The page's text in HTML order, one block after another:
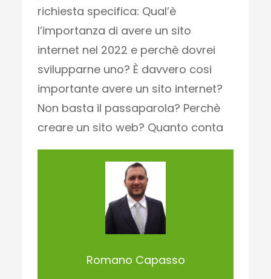
richiesta specifica: Qual’è
l’importanza di avere un sito
internet nel 2022 e perchè dovrei
svilupparne uno? È davvero cosi
importante avere un sito internet?
Non basta il passaparola? Perchè
creare un sito web? Quanto conta
Romano Capasso